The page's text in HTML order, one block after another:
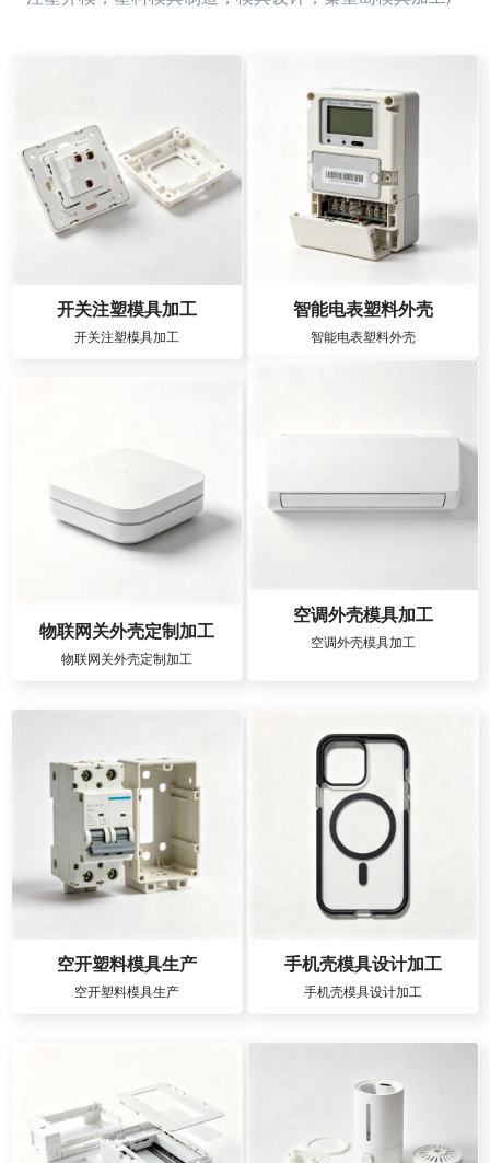
开关注塑模具加工
开关注塑模具加工
智能电表塑料外壳
智能电表塑料外壳
物联网关外壳定制加工
物联网关外壳定制加工
空调外壳模具加工
空调外壳模具加工
空开塑料模具生产
空开塑料模具生产
手机壳模具设计加工
手机壳模具设计加工